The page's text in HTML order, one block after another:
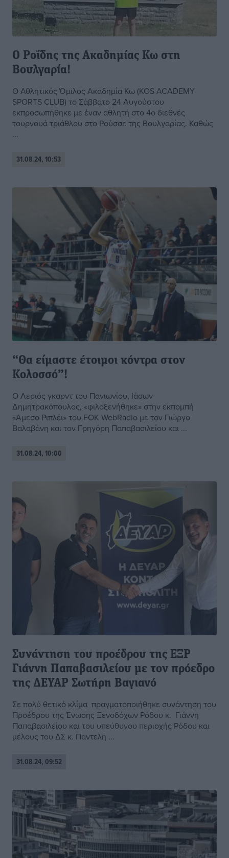
Ο Ροΐδης της Ακαδημίας Κω στη
Βουλγαρία!
O Αθλητικός Όμιλος Ακαδημία Κω (KOS ACADEMY
SPORTS CLUB) το Σάββατο 24 Αυγούστου
εκπροσωπήθηκε με έναν αθλητή στο 4ο διεθνές
τουρνουά τριάθλου στο Ρούσσε της Βουλγαρίας. Καθώς
...
31.08.24, 10:53
“Θα είμαστε έτοιμοι κόντρα στον
Κολοσσό”!
Ο Λεριός γκαρντ του Πανιωνίου, Ιάσων
Δημητρακόπουλος, «φιλοξενήθηκε» στην εκπομπή
«Άμεσο Ριπλέι» του EOK WebRadio με τον Γιώργο
Βαλαβάνη και τον Γρηγόρη Παπαβασιλείου και ...
31.08.24, 10:00
Συνάντηση του προέδρου της ΕΞΡ
Γιάννη Παπαβασιλείου με τον πρόεδρο
της ΔΕΥΑΡ Σωτήρη Βαγιανό
Σε πολύ θετικό κλίμα πραγματοποιήθηκε συνάντηση του
Προέδρου της Ένωσης Ξενοδόχων Ρόδου κ. Γιάννη
Παπαβασιλείου και του υπεύθυνου περιοχής Ρόδου και
μέλους του ΔΣ κ. Παντελή ...
31.08.24, 09:52